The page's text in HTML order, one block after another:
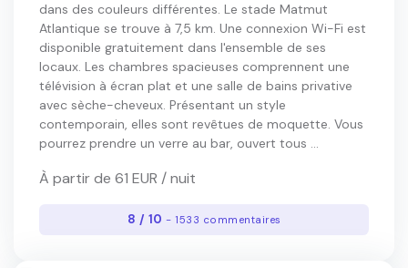
dans des couleurs différentes. Le stade Matmut
Atlantique se trouve à 7,5 km. Une connexion Wi-Fi est
disponible gratuitement dans l'ensemble de ses
locaux. Les chambres spacieuses comprennent une
télévision à écran plat et une salle de bains privative
avec sèche-cheveux. Présentant un style
contemporain, elles sont revêtues de moquette. Vous
pourrez prendre un verre au bar, ouvert tous ...
À partir de 61 EUR / nuit
8 / 10 - 1533 commentaires